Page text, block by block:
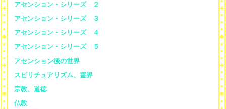
アセンション・シリーズ ２
アセンション・シリーズ ３
アセンション・シリーズ ４
アセンション・シリーズ ５
アセンション後の世界
スピリチュアリズム、霊界
宗教、道徳
仏教